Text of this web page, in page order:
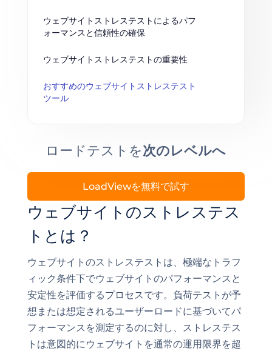
ウェブサイトのストレステス
トとは？
ウェブサイトのストレステストは、極端なトラフ
ィック条件下でウェブサイトのパフォーマンスと
安定性を評価するプロセスです。負荷テストが予
想または想定されるユーザーロードに基づいてパ
フォーマンスを測定するのに対し、ストレステス
トは意図的にウェブサイトを通常の運用限界を超
ウェブサイトストレステストによるパフ
ォーマンスと信頼性の確保
ウェブサイトストレステストの重要性
おすすめのウェブサイトストレステスト
ツール
ロードテストを次のレベルへ
LoadViewを無料で試す